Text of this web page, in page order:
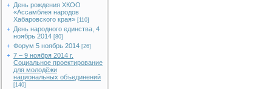
День рождения ХКОО
«Ассамблея народов
Хабаровского края» [110]
День народного единства, 4
ноябрь 2014 [80]
Форум 5 ноябрь 2014 [26]
7 – 9 ноября 2014 г.
Социальное проектирование
для молодёжи
национальных объединений
[140]